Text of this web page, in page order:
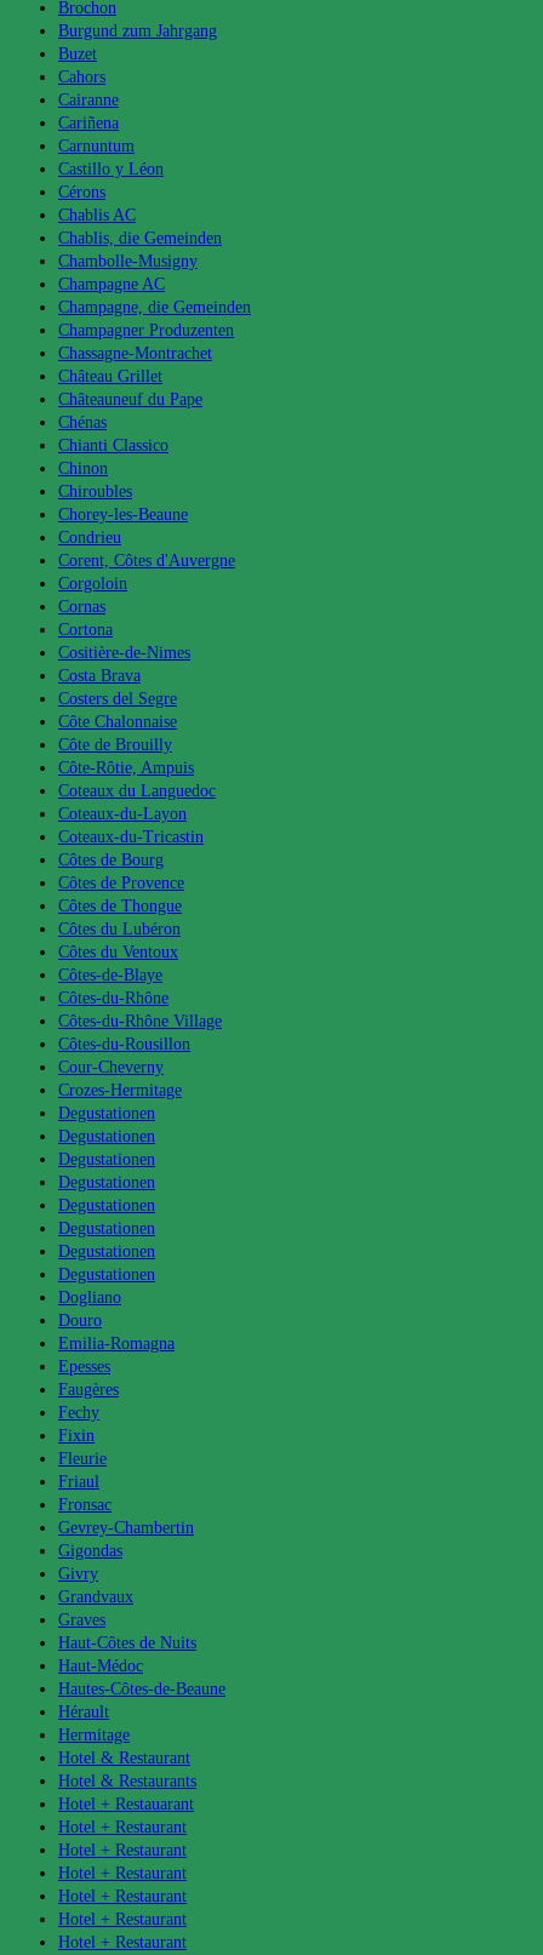
Brochon
Burgund zum Jahrgang
Buzet
Cahors
Cairanne
Cariñena
Carnuntum
Castillo y Léon
Cérons
Chablis AC
Chablis, die Gemeinden
Chambolle-Musigny
Champagne AC
Champagne, die Gemeinden
Champagner Produzenten
Chassagne-Montrachet
Château Grillet
Châteauneuf du Pape
Chénas
Chianti Classico
Chinon
Chiroubles
Chorey-les-Beaune
Condrieu
Corent, Côtes d'Auvergne
Corgoloin
Cornas
Cortona
Cositière-de-Nimes
Costa Brava
Costers del Segre
Côte Chalonnaise
Côte de Brouilly
Côte-Rôtie, Ampuis
Coteaux du Languedoc
Coteaux-du-Layon
Coteaux-du-Tricastin
Côtes de Bourg
Côtes de Provence
Côtes de Thongue
Côtes du Lubéron
Côtes du Ventoux
Côtes-de-Blaye
Côtes-du-Rhône
Côtes-du-Rhône Village
Côtes-du-Rousillon
Cour-Cheverny
Crozes-Hermitage
Degustationen
Degustationen
Degustationen
Degustationen
Degustationen
Degustationen
Degustationen
Degustationen
Dogliano
Douro
Emilia-Romagna
Epesses
Faugères
Fechy
Fixin
Fleurie
Friaul
Fronsac
Gevrey-Chambertin
Gigondas
Givry
Grandvaux
Graves
Haut-Côtes de Nuits
Haut-Médoc
Hautes-Côtes-de-Beaune
Hérault
Hermitage
Hotel & Restaurant
Hotel & Restaurants
Hotel + Restauarant
Hotel + Restaurant
Hotel + Restaurant
Hotel + Restaurant
Hotel + Restaurant
Hotel + Restaurant
Hotel + Restaurant